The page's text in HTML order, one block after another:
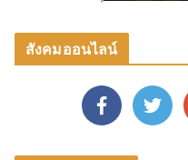
สังคมออนไลน์